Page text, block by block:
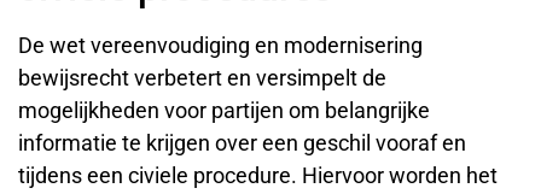
De wet vereenvoudiging en modernisering
bewijsrecht verbetert en versimpelt de
mogelijkheden voor partijen om belangrijke
informatie te krijgen over een geschil vooraf en
tijdens een civiele procedure. Hiervoor worden het